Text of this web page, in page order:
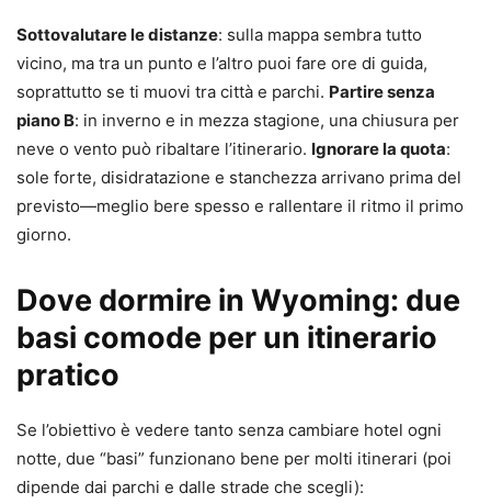
Sottovalutare le distanze: sulla mappa sembra tutto
vicino, ma tra un punto e l’altro puoi fare ore di guida,
soprattutto se ti muovi tra città e parchi. Partire senza
piano B: in inverno e in mezza stagione, una chiusura per
neve o vento può ribaltare l’itinerario. Ignorare la quota:
sole forte, disidratazione e stanchezza arrivano prima del
previsto—meglio bere spesso e rallentare il ritmo il primo
giorno.
Dove dormire in Wyoming: due
basi comode per un itinerario
pratico
Se l’obiettivo è vedere tanto senza cambiare hotel ogni
notte, due “basi” funzionano bene per molti itinerari (poi
dipende dai parchi e dalle strade che scegli):